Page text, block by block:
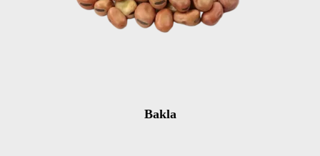
Bakla